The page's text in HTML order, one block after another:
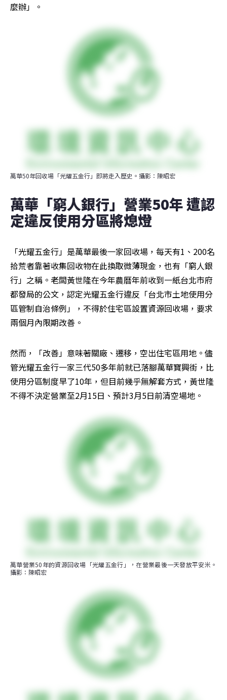
麼辦」。
萬華50年回收場「光耀五金行」即將走入歷史。攝影：陳昭宏
萬華「窮人銀行」營業50年 遭認
定違反使用分區將熄燈
「光耀五金行」是萬華最後一家回收場，每天有1、200名
拾荒者靠著收集回收物在此換取微薄現金，也有「窮人銀
行」之稱。老闆黃世隆在今年農曆年前收到一紙台北市府
都發局的公文，認定光耀五金行違反「台北市土地使用分
區管制自治條例」，不得於住宅區設置資源回收場，要求
兩個月內限期改善。
然而，「改善」意味著關廠、遷移，空出住宅區用地。儘
管光耀五金行一家三代50多年前就已落腳萬華寶興街，比
使用分區制度早了10年，但目前幾乎無解套方式，黃世隆
不得不決定營業至2月15日、預計3月5日前清空場地。
萬華營業50年的資源回收場「光耀五金行」，在營業最後一天發放平安米。
攝影：陳昭宏